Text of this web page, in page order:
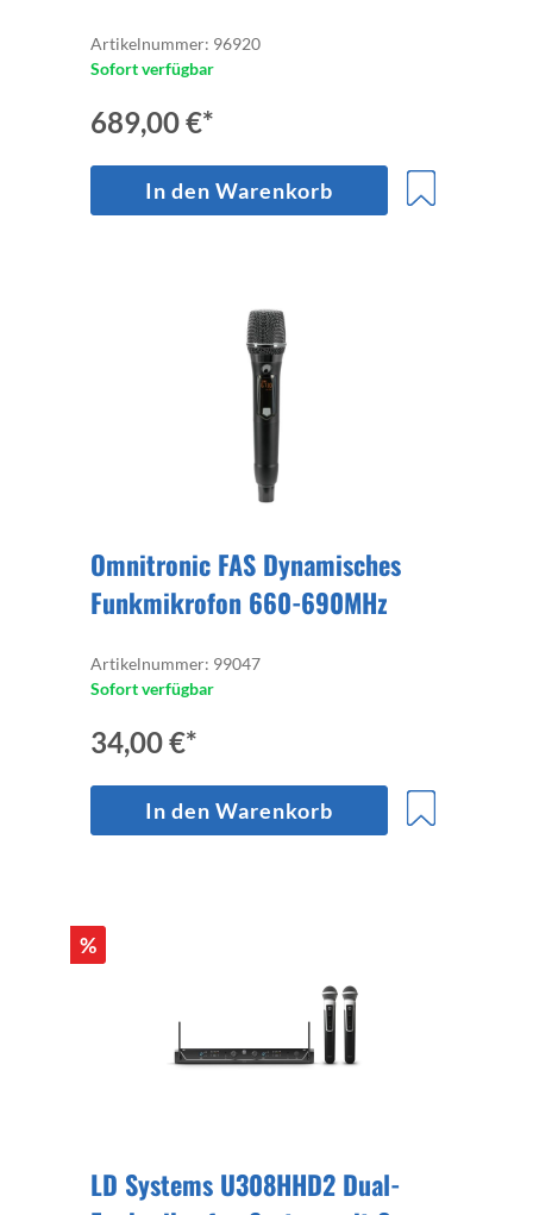
Artikelnummer: 96920
Sofort verfügbar
689,00 €*
In den Warenkorb
Omnitronic FAS Dynamisches
Funkmikrofon 660-690MHz
Artikelnummer: 99047
Sofort verfügbar
34,00 €*
In den Warenkorb
%
LD Systems U308HHD2 Dual-